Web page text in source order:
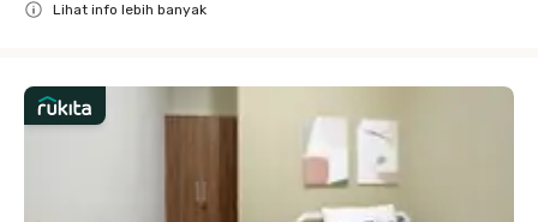
Lihat info lebih banyak